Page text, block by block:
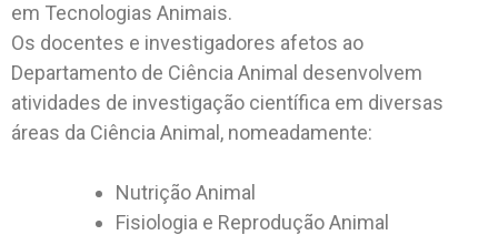
em Tecnologias Animais.
Os docentes e investigadores afetos ao
Departamento de Ciência Animal desenvolvem
atividades de investigação científica em diversas
áreas da Ciência Animal, nomeadamente:
Nutrição Animal
Fisiologia e Reprodução Animal